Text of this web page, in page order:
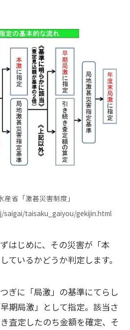
産省「激甚災害制度」
taisaku_gaiyou/gekijin.html
はじめに、その災害が「本
ているかどうか判定します。
ぎに「局激」の基準にてらし
期局激」として指定。該当さ
査定したのち金額を確定、そ